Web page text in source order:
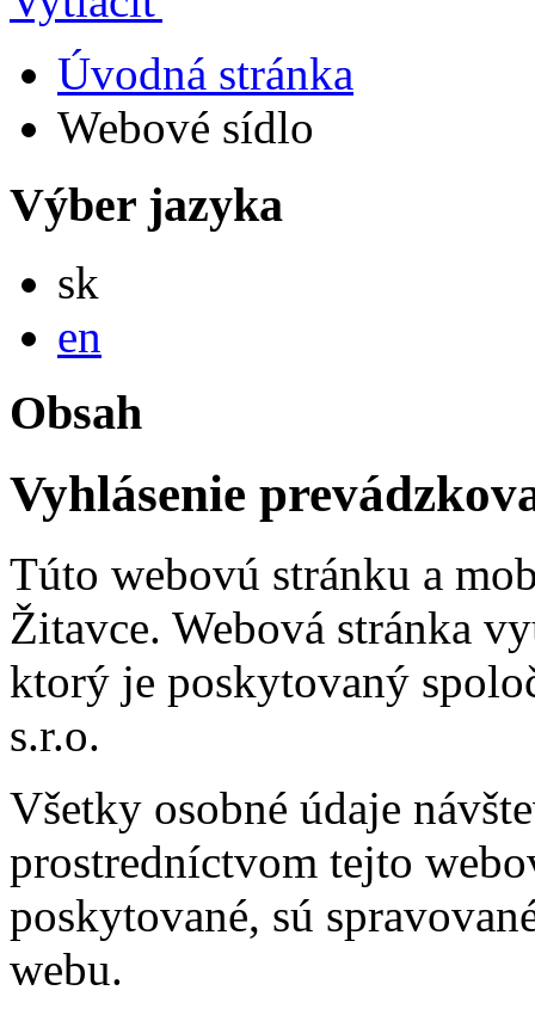
Úvodná stránka
Webové sídlo
Výber jazyka
sk
en
Obsah
Vyhlásenie
Túto webovú stránku a
Žitavce. Webová stránka
ktorý je poskytovaný
s.r.o.
Všetky osobné údaje
prostredníctvom tejto
poskytované, sú
webu.